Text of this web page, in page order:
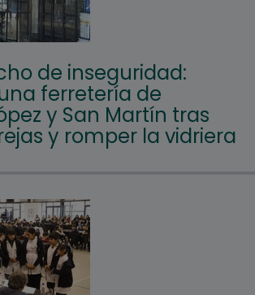
de inseguridad:
ferretería de
y San Martín tras
y romper la vidriera